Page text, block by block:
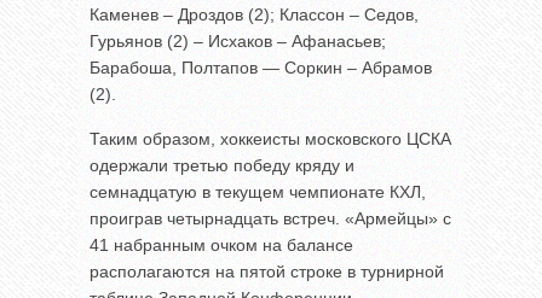
Каменев – Дроздов (2); Классон – Седов,
Гурьянов (2) – Исхаков – Афанасьев;
Барабоша, Полтапов — Соркин – Абрамов
(2).
Таким образом, хоккеисты московского ЦСКА
одержали третью победу кряду и
семнадцатую в текущем чемпионате КХЛ,
проиграв четырнадцать встреч. «Армейцы» с
41 набранным очком на балансе
располагаются на пятой строке в турнирной